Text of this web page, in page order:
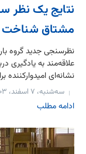
نتایج یک نظر
مشتاق
علاقه‌مند به یادگیری
نشانه‌ای
سه‌شنبه، ۷ اسفند، ۱۴۰۳
ادامه مطلب